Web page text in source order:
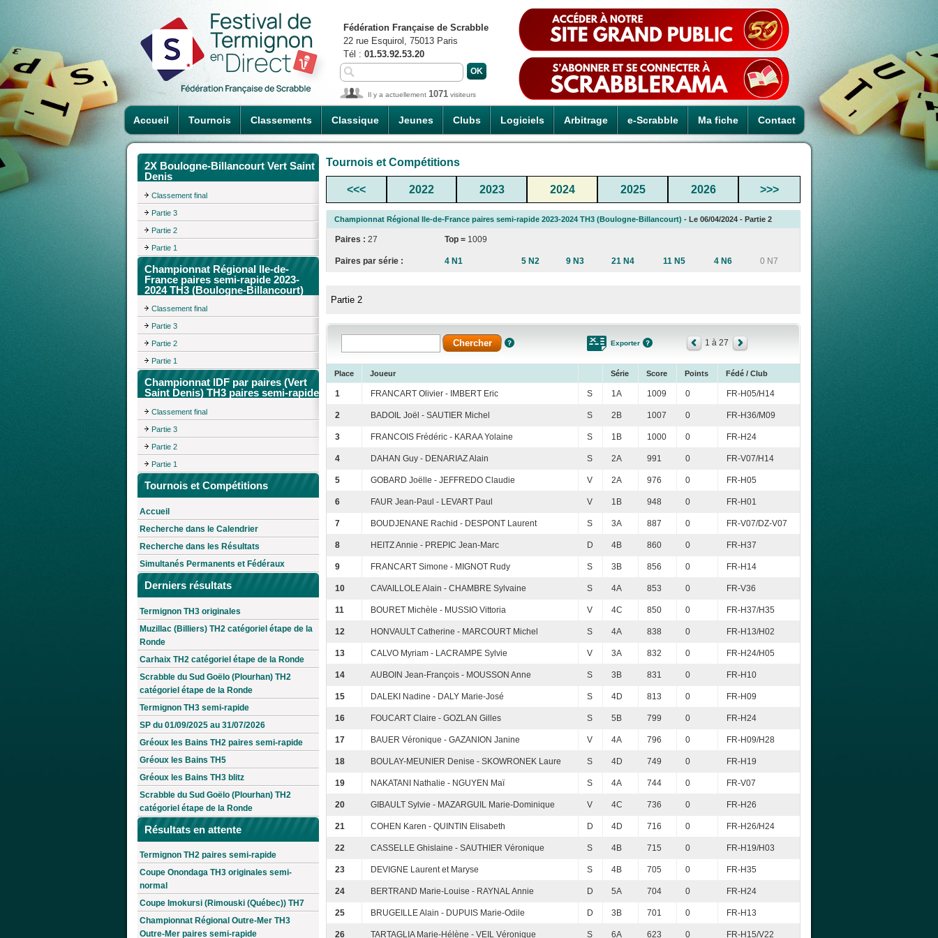
Accueil Tournois Classements Classique Jeunes Clubs Logiciels Arbitrage e-Scrabble Ma fiche Contact
Fédération Française de Scrabble
22 rue Esquirol, 75013 Paris
Tél : 01.53.92.53.20
Il y a actuellement 1071 visiteurs
2X Boulogne-Billancourt Vert Saint
Denis
Classement final
Partie 3
Partie 2
Partie 1
Championnat Régional Ile-de-
France paires semi-rapide 2023-
2024 TH3 (Boulogne-Billancourt)
Classement final
Partie 3
Partie 2
Partie 1
Championnat IDF par paires (Vert
Saint Denis) TH3 paires semi-rapide
Classement final
Partie 3
Partie 2
Partie 1
Tournois et Compétitions
Accueil
Recherche dans le Calendrier
Recherche dans les Résultats
Simultanés Permanents et Fédéraux
Derniers résultats
Termignon TH3 originales
Muzillac (Billiers) TH2 catégoriel étape de la
Ronde
Carhaix TH2 catégoriel étape de la Ronde
Scrabble du Sud Goëlo (Plourhan) TH2
catégoriel étape de la Ronde
Termignon TH3 semi-rapide
SP du 01/09/2025 au 31/07/2026
Gréoux les Bains TH2 paires semi-rapide
Gréoux les Bains TH5
Gréoux les Bains TH3 blitz
Scrabble du Sud Goëlo (Plourhan) TH2
catégoriel étape de la Ronde
Résultats en attente
Termignon TH2 paires semi-rapide
Coupe Onondaga TH3 originales semi-
normal
Coupe Imokursi (Rimouski (Québec)) TH7
Championnat Régional Outre-Mer TH3
Outre-Mer paires semi-rapide
Tournois et Compétitions
<<< 2022 2023 2024 2025 2026 >>>
Championnat Régional Ile-de-France paires semi-rapide 2023-2024 TH3 (Boulogne-Billancourt) - Le 06/04/2024 - Partie 2
Paires : 27 Top = 1009
Paires par série : 4 N1 5 N2 9 N3 21 N4 11 N5 4 N6 0 N7
Partie 2
Exporter 1 à 27
Place Joueur Série Score Points Fédé / Club
1 FRANCART Olivier - IMBERT Eric S 1A 1009 0 FR-H05/H14
2 BADOIL Joël - SAUTIER Michel S 2B 1007 0 FR-H36/M09
3 FRANCOIS Frédéric - KARAA Yolaine S 1B 1000 0 FR-H24
4 DAHAN Guy - DENARIAZ Alain S 2A 991 0 FR-V07/H14
5 GOBARD Joëlle - JEFFREDO Claudie V 2A 976 0 FR-H05
6 FAUR Jean-Paul - LEVART Paul V 1B 948 0 FR-H01
7 BOUDJENANE Rachid - DESPONT Laurent S 3A 887 0 FR-V07/DZ-V07
8 HEITZ Annie - PREPIC Jean-Marc D 4B 860 0 FR-H37
9 FRANCART Simone - MIGNOT Rudy S 3B 856 0 FR-H14
10 CAVAILLOLE Alain - CHAMBRE Sylvaine S 4A 853 0 FR-V36
11 BOURET Michèle - MUSSIO Vittoria V 4C 850 0 FR-H37/H35
12 HONVAULT Catherine - MARCOURT Michel S 4A 838 0 FR-H13/H02
13 CALVO Myriam - LACRAMPE Sylvie V 3A 832 0 FR-H24/H05
14 AUBOIN Jean-François - MOUSSON Anne S 3B 831 0 FR-H10
15 DALEKI Nadine - DALY Marie-José S 4D 813 0 FR-H09
16 FOUCART Claire - GOZLAN Gilles S 5B 799 0 FR-H24
17 BAUER Véronique - GAZANION Janine V 4A 796 0 FR-H09/H28
18 BOULAY-MEUNIER Denise - SKOWRONEK Laure S 4D 749 0 FR-H19
19 NAKATANI Nathalie - NGUYEN Maï S 4A 744 0 FR-V07
20 GIBAULT Sylvie - MAZARGUIL Marie-Dominique V 4C 736 0 FR-H26
21 COHEN Karen - QUINTIN Elisabeth D 4D 716 0 FR-H26/H24
22 CASSELLE Ghislaine - SAUTHIER Véronique S 4B 715 0 FR-H19/H03
23 DEVIGNE Laurent et Maryse S 4B 705 0 FR-H35
24 BERTRAND Marie-Louise - RAYNAL Annie D 5A 704 0 FR-H24
25 BRUGEILLE Alain - DUPUIS Marie-Odile D 3B 701 0 FR-H13
26 TARTAGLIA Marie-Hélène - VEIL Véronique S 6A 623 0 FR-H15/V22